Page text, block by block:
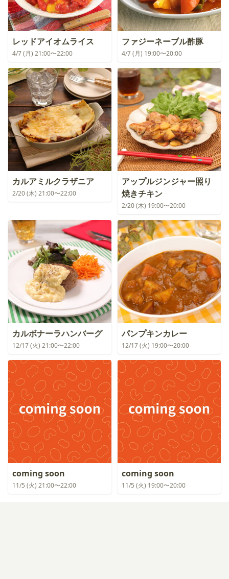
レッドアイオムライス
4/7 (月) 21:00〜22:00
ファジーネーブル酢豚
4/7 (月) 19:00〜20:00
カルアミルクラザニア
2/20 (木) 21:00〜22:00
アップルジンジャー照り
焼きチキン
2/20 (木) 19:00〜20:00
カルボナーラハンバーグ
12/17 (火) 21:00〜22:00
パンプキンカレー
12/17 (火) 19:00〜20:00
coming soon
11/5 (火) 21:00〜22:00
coming soon
11/5 (火) 19:00〜20:00